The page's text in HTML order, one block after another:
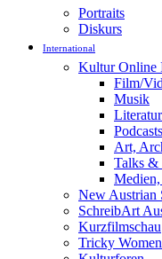
Portraits
Diskurs
International
Kultur Online
Film/
Musik
Podcasts
Art,
Talks &
New Austrian
SchreibArt
Kurzfilmschau
Tricky